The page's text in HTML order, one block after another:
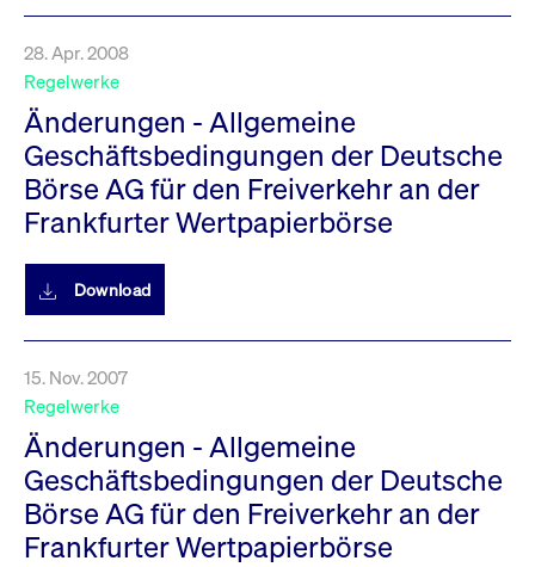
28. Apr. 2008
Regelwerke
Änderungen - Allgemeine
Geschäftsbedingungen der Deutsche
Börse AG für den Freiverkehr an der
Frankfurter Wertpapierbörse
Download
15. Nov. 2007
Regelwerke
Änderungen - Allgemeine
Geschäftsbedingungen der Deutsche
Börse AG für den Freiverkehr an der
Frankfurter Wertpapierbörse